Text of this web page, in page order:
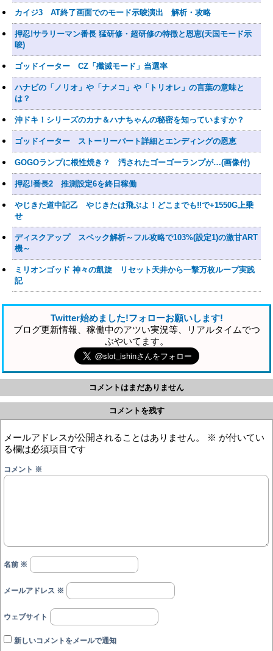
カイジ3 AT終了画面でのモード示唆演出 解析・攻略
押忍!サラリーマン番長 猛研修・超研修の特徴と恩恵(天国モード示
唆)
ゴッドイーター CZ「殲滅モード」当選率
ハナビの「ノリオ」や「ナメコ」や「トリオレ」の言葉の意味と
は？
沖ドキ！シリーズのカナ＆ハナちゃんの秘密を知っていますか？
ゴッドイーター ストーリーパート詳細とエンディングの恩恵
GOGOランプに根性焼き？ 汚されたゴーゴーランプが…(画像付)
押忍!番長2 推測設定6を終日稼働
やじきた道中記乙 やじきたは飛ぶよ！どこまでも!!で+1550G上乗
せ
ディスクアップ スペック解析～フル攻略で103%(設定1)の激甘ART
機～
ミリオンゴッド 神々の凱旋 リセット天井から一撃万枚ループ実践
記
Twitter始めました!フォローお願いします!
ブログ更新情報、稼働中のアツい実況等、リアルタイムでつ
ぶやいてます。
コメントはまだありません
コメントを残す
メールアドレスが公開されることはありません。 ※ が付いてい
る欄は必須項目です
コメント ※
名前 ※
メールアドレス ※
ウェブサイト
新しいコメントをメールで通知